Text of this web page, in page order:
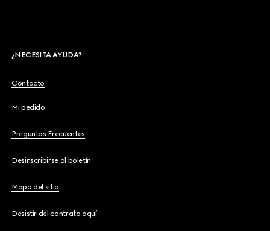
¿NECESITA AYUDA?
Contacto
Mi pedido
Preguntas Frecuentes
Desinscribirse al boletín
Mapa del sitio
Desistir del contrato aquí